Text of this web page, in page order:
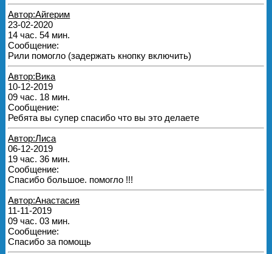
Автор:Айгерим
23-02-2020
14 час. 54 мин.
Сообщение:
Рили помогло (задержать кнопку включить)
Автор:Вика
10-12-2019
09 час. 18 мин.
Сообщение:
Ребята вы супер спасибо что вы это делаете
Автор:Лиса
06-12-2019
19 час. 36 мин.
Сообщение:
Спасибо большое. помогло !!!
Автор:Анастасия
11-11-2019
09 час. 03 мин.
Сообщение:
Спасибо за помощь